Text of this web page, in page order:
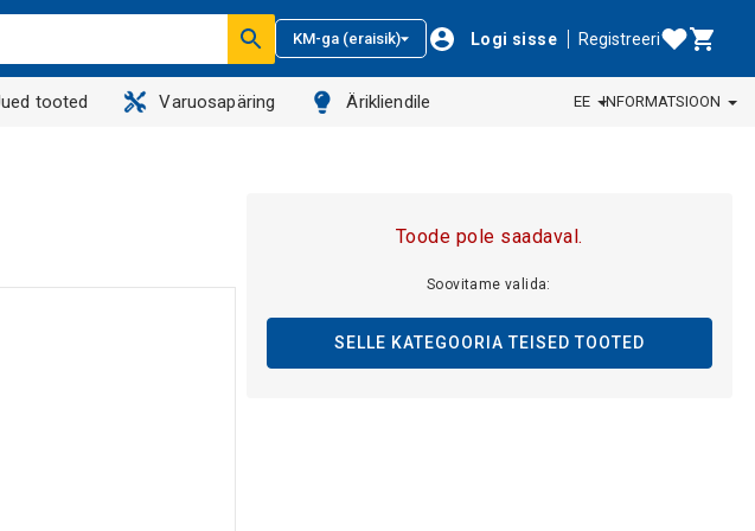
KM-ga (eraisik) Logi sisse Registreeri
tooted Varuosapäring Ärikliendile EE INFORMATSIOON
Toode pole saadaval.
Soovitame valida:
SELLE KATEGOORIA TEISED TOOTED